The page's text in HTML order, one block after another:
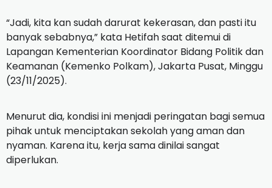
“Jadi, kita kan sudah darurat kekerasan, dan pasti itu
banyak sebabnya,” kata Hetifah saat ditemui di
Lapangan Kementerian Koordinator Bidang Politik dan
Keamanan (Kemenko Polkam), Jakarta Pusat, Minggu
(23/11/2025).
Menurut dia, kondisi ini menjadi peringatan bagi semua
pihak untuk menciptakan sekolah yang aman dan
nyaman. Karena itu, kerja sama dinilai sangat
diperlukan.